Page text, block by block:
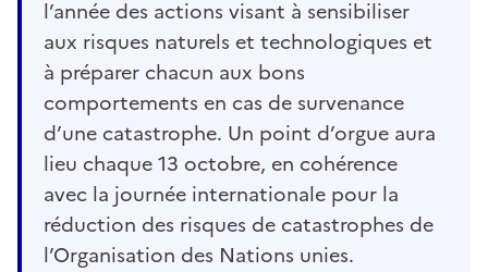
l’année des actions visant à sensibiliser
aux risques naturels et technologiques et
à préparer chacun aux bons
comportements en cas de survenance
d’une catastrophe. Un point d’orgue aura
lieu chaque 13 octobre, en cohérence
avec la journée internationale pour la
réduction des risques de catastrophes de
l’Organisation des Nations unies.